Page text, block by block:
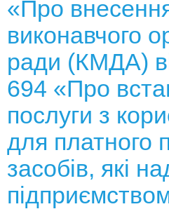
«Про
виконавчого
ради (КМДА)
694 «Про
послуги з
для платного
засобів, які